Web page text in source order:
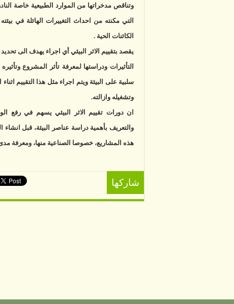
وتناقص مدخراتها من الموارد الطبيعية خاصة
التي مكنته من احداث التغييرات الهائلة في
الكائنات الحية .
يقصد بتقييم الاثر البيئي أي اجراء يهدف الى
التأثيرات ودراستها لمعرفة تأثر المشروع
سلبية على البيئة ويتم اجراء مثل هذا التقييم
وتشغيله وازالته.
ان دورات تقييم الاثر البيئي يسهم في رفع
والتعريف بأهمية دراسة عناصر البيئة، قبل انشاء
هذه المشاريع، خصوصا الصناعية منها، ومعرفة مدى
شاركها